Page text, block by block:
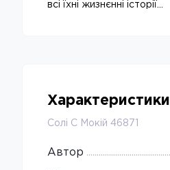
всі їхні жизнєнні історії…
Характеристики
Солі С Мокій 46871
Автор